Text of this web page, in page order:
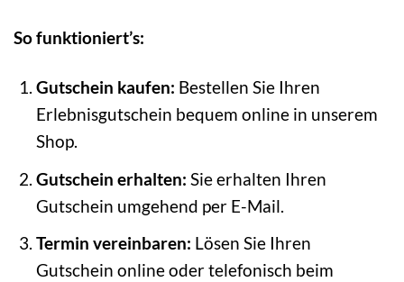
So funktioniert’s:
Gutschein kaufen: Bestellen Sie Ihren
Erlebnisgutschein bequem online in unserem
Shop.
Gutschein erhalten: Sie erhalten Ihren
Gutschein umgehend per E-Mail.
Termin vereinbaren: Lösen Sie Ihren
Gutschein online oder telefonisch beim